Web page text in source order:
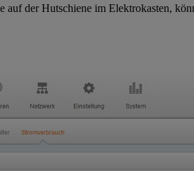
der Hutschiene im Elektrokasten,